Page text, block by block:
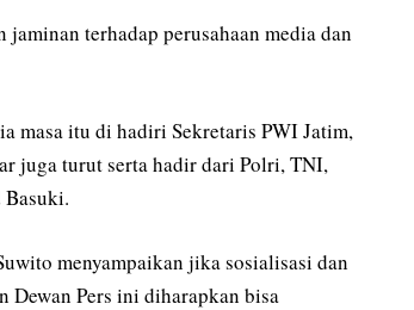
terhadap perusahaan media dan
masa itu di hadiri Sekretaris PWI Jatim,
juga turut serta hadir dari Polri, TNI,
Basuki.
menyampaikan jika sosialisasi dan
Dewan Pers ini diharapkan bisa